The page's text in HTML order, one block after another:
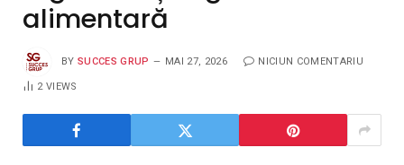
alimentară
BY SUCCES GRUP MAI 27, 2026 NICIUN COMENTARIU
2VIEWS